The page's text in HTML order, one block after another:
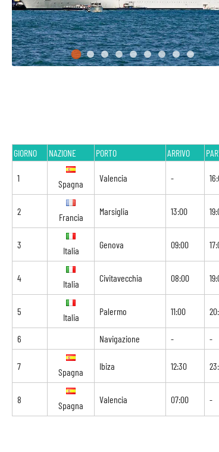
GIORNO NAZIONE PORTO ARRIVO
1
Spagna
Valencia -
2
Francia
Marsiglia 13:00
3
Italia
Genova 09:00
4
Italia
Civitavecchia 08:00
5
Italia
Palermo 11:00
6 Navigazione - -
7
Spagna
Ibiza 12:30
8
Spagna
Valencia 07:00 -